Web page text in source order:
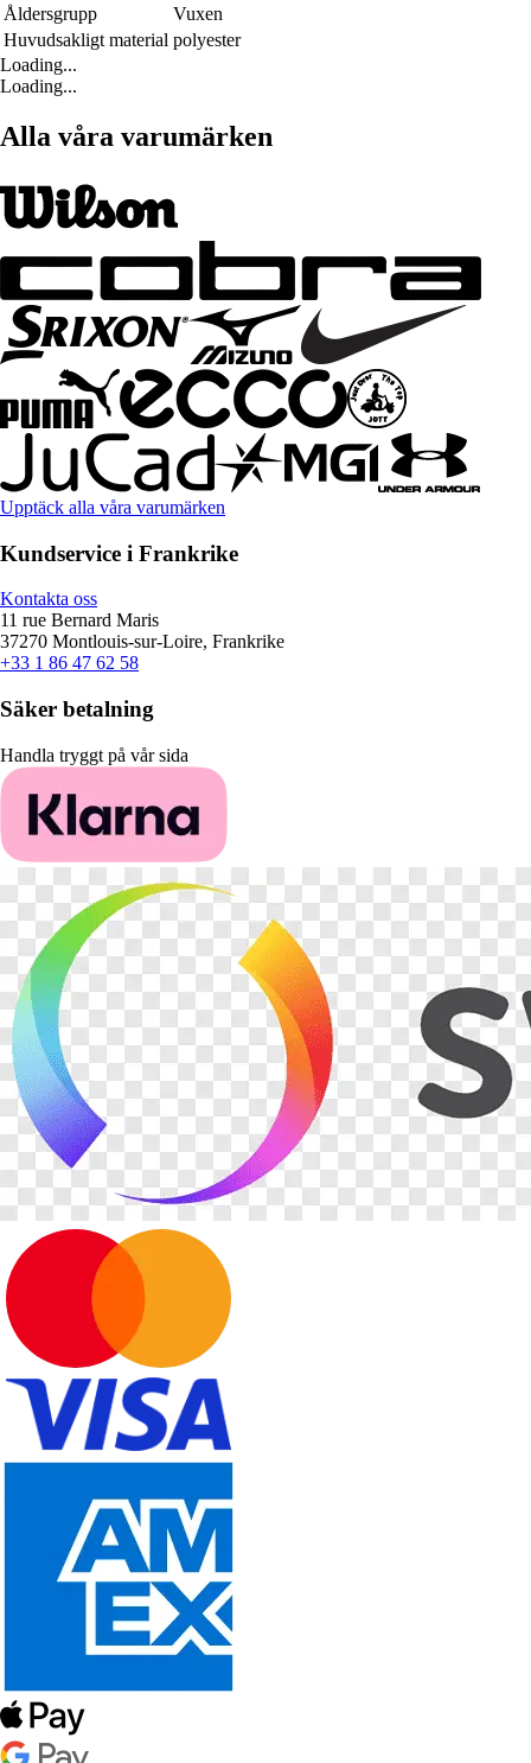
Åldersgrupp
Vuxen
Huvudsakligt material polyester
Loading...
Loading...
Alla våra varumärken
Upptäck alla våra varumärken
Kundservice i Frankrike
Kontakta oss
11 rue Bernard Maris
37270 Montlouis-sur-Loire, Frankrike
+33 1 86 47 62 58
Säker betalning
Handla tryggt på vår sida